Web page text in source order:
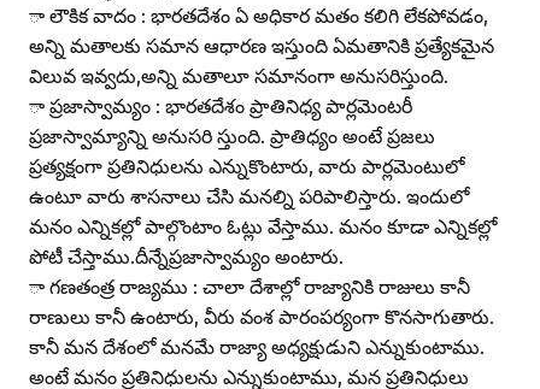
ా లౌకిక వాదం : భారతదేశం ఏ అధికార మతం కలిగి లేకపోవడం,
అన్ని మతాలకు సమాన ఆధారణ ఇస్తుంది ఏమతానికి ప్రత్యేకమైన
విలువ ఇవ్వదు,అన్ని మతాలూ సమానంగా అనుసరిస్తుంది.
ా ప్రజాస్వామ్యం : భారతదేశం ప్రాతినిధ్య పార్లమెంటరీ
ప్రజాస్వామ్యాన్ని అనుసరి స్తుంది. ప్రాతిధ్యం అంటే ప్రజలు
ప్రత్యక్షంగా ప్రతినిధులను ఎన్నుకొంటారు, వారు పార్లమెంటులో
ఉంటూ వారు శాసనాలు చేసి మనల్ని పరిపాలిస్తారు. ఇందులో
మనం ఎన్నికల్లో పాల్గొంటాం ఓట్లు వేస్తాము. మనం కూడా ఎన్నికల్లో
పోటీ చేస్తాము.దీన్నేప్రజాస్వామ్యం అంటారు.
ా గణతంత్ర రాజ్యము : చాలా దేశాల్లో రాజ్యానికి రాజులు కానీ
రాణులు కానీ ఉంటారు, వీరు వంశ పారంపర్యంగా కొనసాగుతారు.
కానీ మన దేశంలో మనమే రాజ్యా అధ్యక్షుడుని ఎన్నుకుంటాము.
అంటే మనం ప్రతినిధులను ఎన్నుకుంటాము, మన ప్రతినిధులు